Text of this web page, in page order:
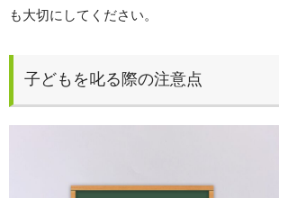
も大切にしてください。
子どもを叱る際の注意点